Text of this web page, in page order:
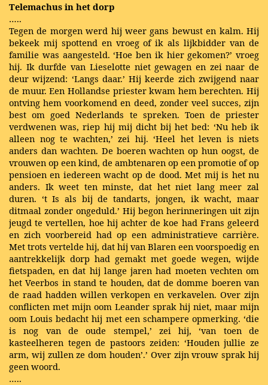
Telemachus in het dorp
…..
Tegen de morgen werd hij weer gans bewust en kalm. Hij
bekeek mij spottend en vroeg of ik als lijkbidder van de
familie was aangesteld. ‘Hoe ben ik hier gekomen?’ vroeg
hij. Ik durfde van Lieselotte niet gewagen en zei naar de
deur wijzend: ‘Langs daar.’ Hij keerde zich zwijgend naar
de muur. Een Hollandse priester kwam hem berechten. Hij
ontving hem voorkomend en deed, zonder veel succes, zijn
best om goed Nederlands te spreken. Toen de priester
verdwenen was, riep hij mij dicht bij het bed: ‘Nu heb ik
alleen nog te wachten,’ zei hij. ‘Heel het leven is niets
anders dan wachten. De boeren wachten op hun oogst, de
vrouwen op een kind, de ambtenaren op een promotie of op
pensioen en iedereen wacht op de dood. Met mij is het nu
anders. Ik weet ten minste, dat het niet lang meer zal
duren. ‘t Is als bij de tandarts, jongen, ik wacht, maar
ditmaal zonder ongeduld.’ Hij begon herinneringen uit zijn
jeugd te vertellen, hoe hij achter de koe had Frans geleerd
en zich voorbereid had op een administratieve carrière.
Met trots vertelde hij, dat hij van Blaren een voorspoedig en
aantrekkelijk dorp had gemakt met goede wegen, wijde
fietspaden, en dat hij lange jaren had moeten vechten om
het Veerbos in stand te houden, dat de domme boeren van
de raad hadden willen verkopen en verkavelen. Over zijn
conflicten met mijn oom Leander sprak hij niet, maar mijn
oom Louis bedacht hij met een schampere opmerking. ‘die
is nog van de oude stempel,’ zei hij, ‘van toen de
kasteelheren tegen de pastoors zeiden: ‘Houden jullie ze
arm, wij zullen ze dom houden’.’ Over zijn vrouw sprak hij
geen woord.
…..